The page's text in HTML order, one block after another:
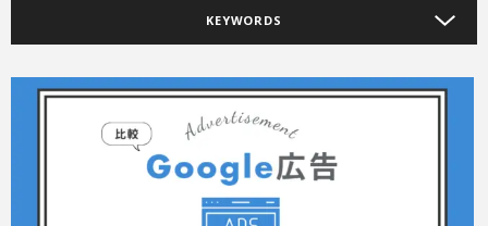
KEYWORDS